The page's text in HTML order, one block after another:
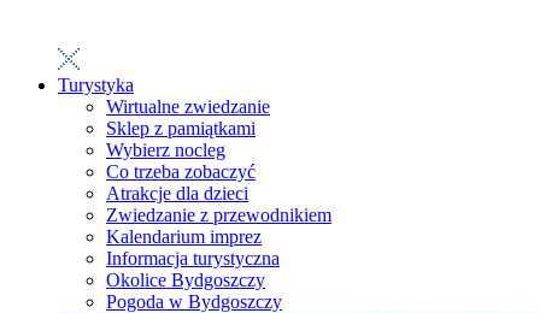
Turystyka
Wirtualne zwiedzanie
Sklep z pamiątkami
Wybierz nocleg
Co trzeba zobaczyć
Atrakcje dla dzieci
Zwiedzanie z przewodnikiem
Kalendarium imprez
Informacja turystyczna
Okolice Bydgoszczy
Pogoda w Bydgoszczy